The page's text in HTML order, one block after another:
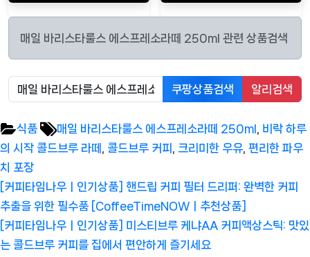
매일 바리스타룰스 에스프레소라떼 250ml 관련 상품검색
쿠팡상품검색 알리검색
식품 Tags:
매일 바리스타룰스 에스프레소라떼 250ml 비락 하루
의 시작 콜드브루 라떼
콜드브루 커피 크리미한 우유 편리한 파우
치 포장
글
탐
색
Previous
Post:
[커피타임나우ㅣ인기상품] 핸드립 커피 필터 드리퍼: 완벽한 커피
추출을 위한 필수품 [CoffeeTimeNOWㅣ추천상품]
Next
Post:
[커피타임나우ㅣ인기상품] 미스티브루 케냐AA 커피액상스틱: 맛있
는 콜드브루 커피를 집에서 편안하게 즐기세요